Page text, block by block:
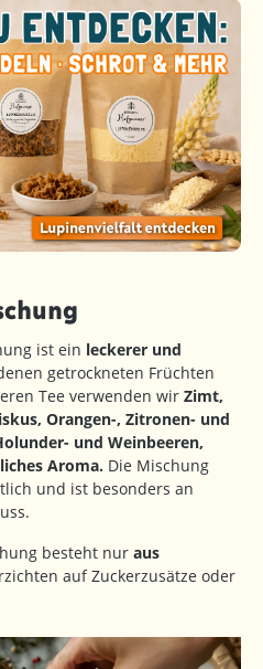
ist ein leckerer und
getrockneten Früchten
Tee verwenden wir Zimt,
Orangen-, Zitronen- und
und Weinbeeren,
Aroma. Die Mischung
und ist besonders an
besteht nur aus
auf Zuckerzusätze oder